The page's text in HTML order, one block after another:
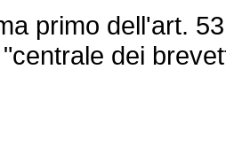
primo dell'art.
dei